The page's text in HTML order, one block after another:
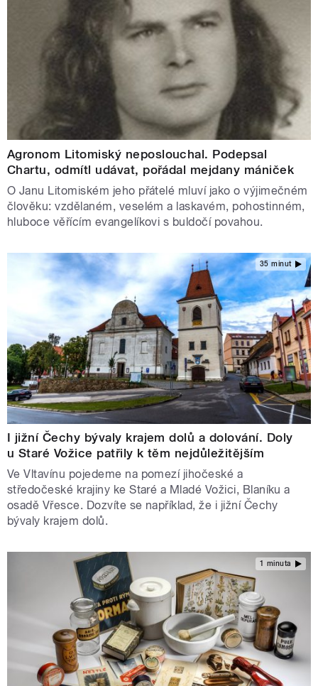
Agronom Litomiský neposlouchal. Podepsal
Chartu, odmítl udávat, pořádal mejdany mániček
O Janu Litomiském jeho přátelé mluví jako o výjimečném
člověku: vzdělaném, veselém a laskavém, pohostinném,
hluboce věřícím evangelíkovi s buldočí povahou.
35 minut
I jižní Čechy bývaly krajem dolů a dolování. Doly
u Staré Vožice patřily k těm nejdůležitějším
Ve Vltavínu pojedeme na pomezí jihočeské a
středočeské krajiny ke Staré a Mladé Vožici, Blaníku a
osadě Vřesce. Dozvíte se například, že i jižní Čechy
bývaly krajem dolů.
1 minuta